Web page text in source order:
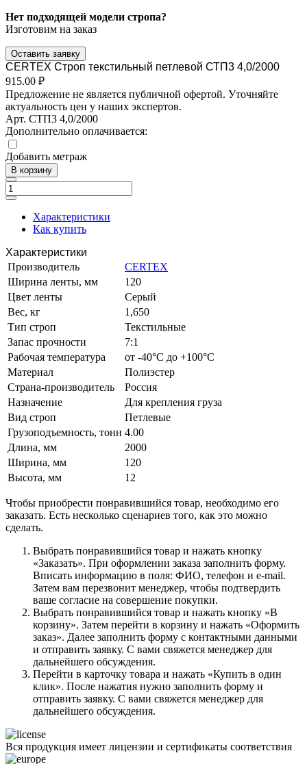
Нет подходящей модели стропа?
Изготовим на заказ
Оставить заявку
CERTEX Строп текстильный петлевой СТП3 4,0/2000
915.00 ₽
Предложение не является публичной офертой. Уточняйте
актуальность цен у наших экспертов.
Арт. СТП3 4,0/2000
Дополнительно оплачивается:
Добавить метраж
В корзину
Характеристики
Как купить
Характеристики
Производитель
CERTEX
Ширина ленты, мм
120
Цвет ленты
Серый
Вес, кг
1,650
Тип строп
Текстильные
Запас прочности
7:1
Рабочая температура
от -40°C до +100°C
Материал
Полиэстер
Страна-производитель
Россия
Назначение
Для крепления груза
Вид строп
Петлевые
Грузоподъемность, тонн 4.00
Длина, мм
2000
Ширина, мм
120
Высота, мм
12
Чтобы приобрести понравившийся товар, необходимо его
заказать. Есть несколько сценариев того, как это можно
сделать.
Выбрать понравившийся товар и нажать кнопку
«Заказать». При оформлении заказа заполнить форму.
Вписать информацию в поля: ФИО, телефон и e-mail.
Затем вам перезвонит менеджер, чтобы подтвердить
ваше согласие на совершение покупки.
Выбрать понравившийся товар и нажать кнопку «В
корзину». Затем перейти в корзину и нажать «Оформить
заказ». Далее заполнить форму с контактными данными
и отправить заявку. С вами свяжется менеджер для
дальнейшего обсуждения.
Перейти в карточку товара и нажать «Купить в один
клик». После нажатия нужно заполнить форму и
отправить заявку. С вами свяжется менеджер для
дальнейшего обсуждения.
Вся продукция имеет лицензии и сертификаты соответствия